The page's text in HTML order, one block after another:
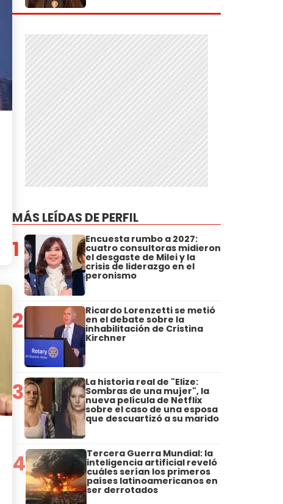
MÁS LEÍDAS DE PERFIL
1 Encuesta rumbo a 2027:
cuatro consultoras midieron
el desgaste de Milei y la
crisis de liderazgo en el
peronismo
2 Ricardo Lorenzetti se metió
en el debate sobre la
inhabilitación de Cristina
Kirchner
3 La historia real de "Elize:
Sombras de una mujer", la
nueva película de Netflix
sobre el caso de una esposa
que descuartizó a su marido
4 Tercera Guerra Mundial: la
inteligencia artificial reveló
cuáles serían los primeros
países latinoamericanos en
ser derrotados